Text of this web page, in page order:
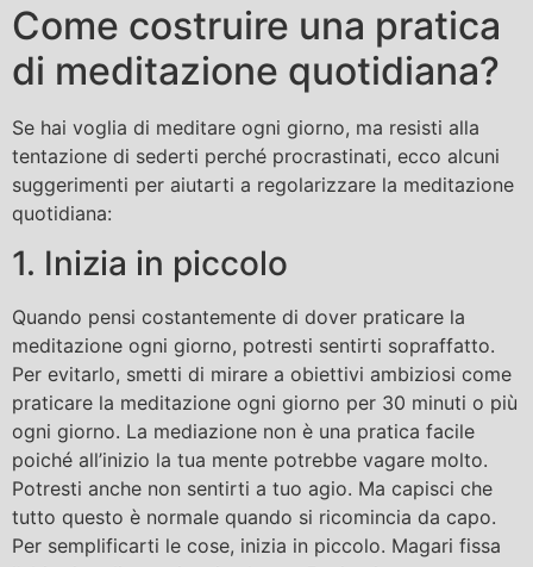
Come costruire una pratica
di meditazione quotidiana?
Se hai voglia di meditare ogni giorno, ma resisti alla
tentazione di sederti perché procrastinati, ecco alcuni
suggerimenti per aiutarti a regolarizzare la meditazione
quotidiana:
1. Inizia in piccolo
Quando pensi costantemente di dover praticare la
meditazione ogni giorno, potresti sentirti sopraffatto.
Per evitarlo, smetti di mirare a obiettivi ambiziosi come
praticare la meditazione ogni giorno per 30 minuti o più
ogni giorno. La mediazione non è una pratica facile
poiché all’inizio la tua mente potrebbe vagare molto.
Potresti anche non sentirti a tuo agio. Ma capisci che
tutto questo è normale quando si ricomincia da capo.
Per semplificarti le cose, inizia in piccolo. Magari fissa